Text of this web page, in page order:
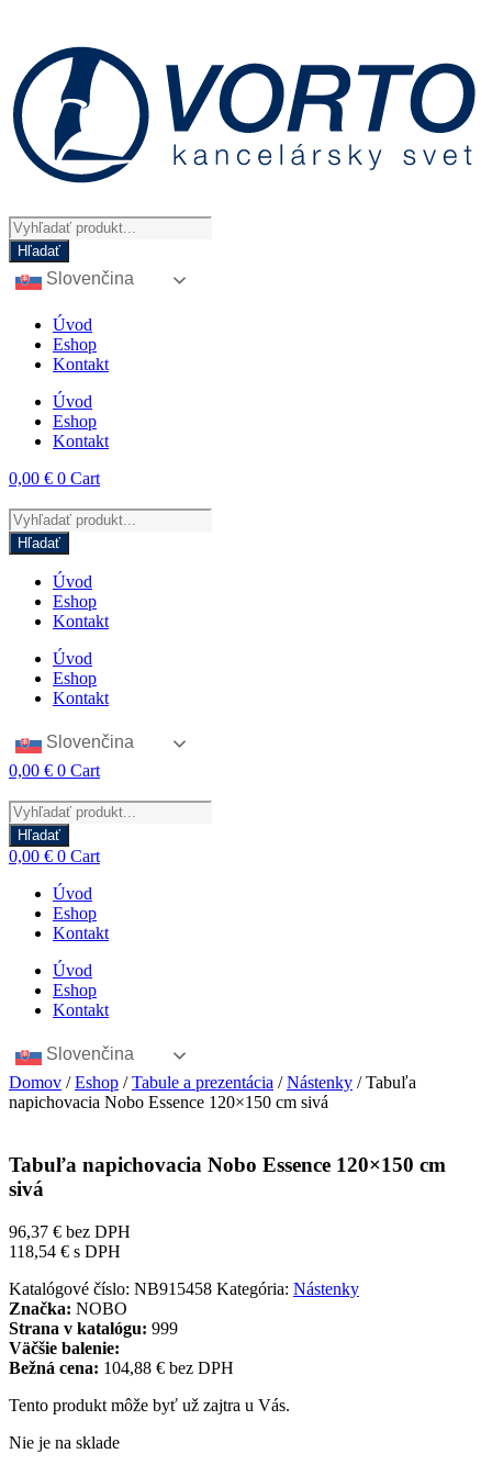
obsah
Products
search
Hľadať
Slovenčina
Úvod
Eshop
Kontakt
Úvod
Eshop
Kontakt
0,00 € 0 Cart
Products
search
Hľadať
Úvod
Eshop
Kontakt
Úvod
Eshop
Kontakt
Slovenčina
0,00 € 0 Cart
Products
search
Hľadať
0,00 € 0 Cart
Úvod
Eshop
Kontakt
Úvod
Eshop
Kontakt
Slovenčina
Domov /Eshop /Tabule a prezentácia /Nástenky / Tabuľa
napichovacia Nobo Essence 120×150 cm sivá
Tabuľa napichovacia Nobo Essence 120×150 cm
sivá
96,37 € bez DPH
118,54 € s DPH
Katalógové číslo: NB915458 Kategória: Nástenky
Značka: NOBO
Strana v katalógu: 999
Väčšie balenie:
Bežná cena: 104,88 € bez DPH
Tento produkt môže byť už zajtra u Vás.
Nie je na sklade